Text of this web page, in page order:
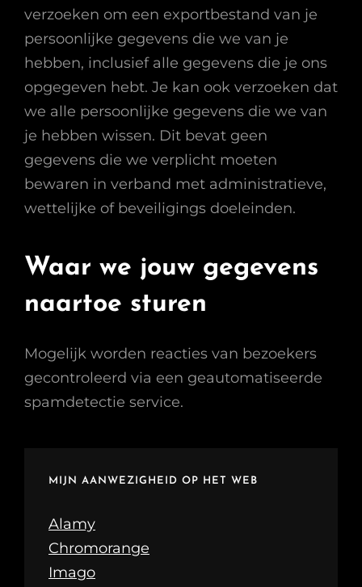
verzoeken om een exportbestand van je
persoonlijke gegevens die we van je
hebben, inclusief alle gegevens die je ons
opgegeven hebt. Je kan ook verzoeken dat
we alle persoonlijke gegevens die we van
je hebben wissen. Dit bevat geen
gegevens die we verplicht moeten
bewaren in verband met administratieve,
wettelijke of beveiligings doeleinden.
Waar we jouw gegevens
naartoe sturen
Mogelijk worden reacties van bezoekers
gecontroleerd via een geautomatiseerde
spamdetectie service.
MIJN AANWEZIGHEID OP HET WEB
Alamy
Chromorange
Imago